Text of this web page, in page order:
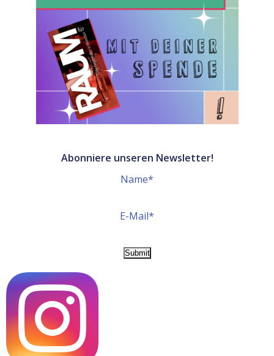
Abonniere unseren Newsletter!
Name*
E-Mail*